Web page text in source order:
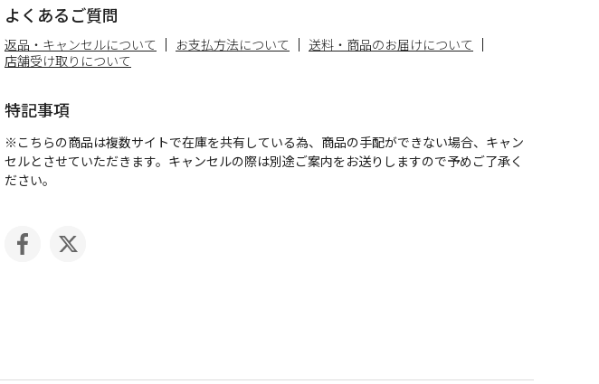
よくあるご質問
返品・キャンセルについて お支払方法について
送料・商品のお届けについて
店舗受け取りについて
特記事項
※こちらの商品は複数サイトで在庫を共有している為、商品の手配ができない場合、キャン
セルとさせていただきます。キャンセルの際は別途ご案内をお送りしますので予めご了承く
ださい。